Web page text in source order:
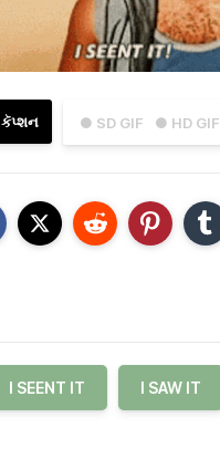
● SD GIF ● HD GIF
કૅપ્શન
I SEENT IT I SAW IT